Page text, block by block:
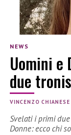
NEWS
Uomini e
due
VINCENZO CHIANESE
Svelati i primi
Donne: ecco chi